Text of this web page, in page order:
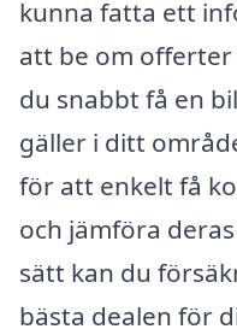
kunna fatta ett
att be om
du snabbt få en
gäller i ditt
för att enkelt få
och jämföra
sätt kan du
bästa dealen för